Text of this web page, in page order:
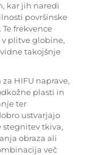
kar jih naredi
površinske
frekvence
plitve globine,
takojšnje
HIFU naprave,
plasti in
ter
ustvarjajo
tkiva,
obraza ali
več